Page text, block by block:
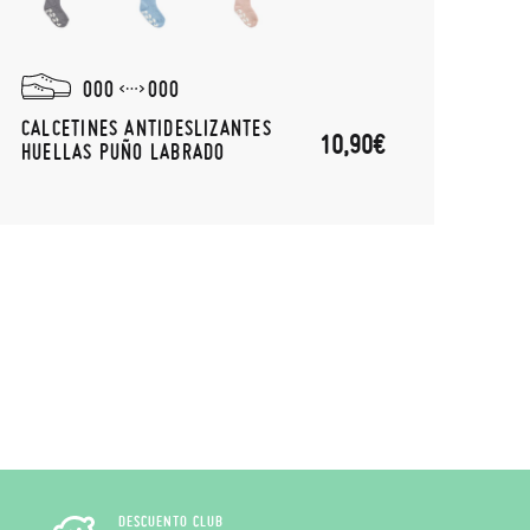
000
000
CALCETINES ANTIDESLIZANTES
HUELLAS PUÑO LABRADO
10,90€
DESCUENTO CLUB